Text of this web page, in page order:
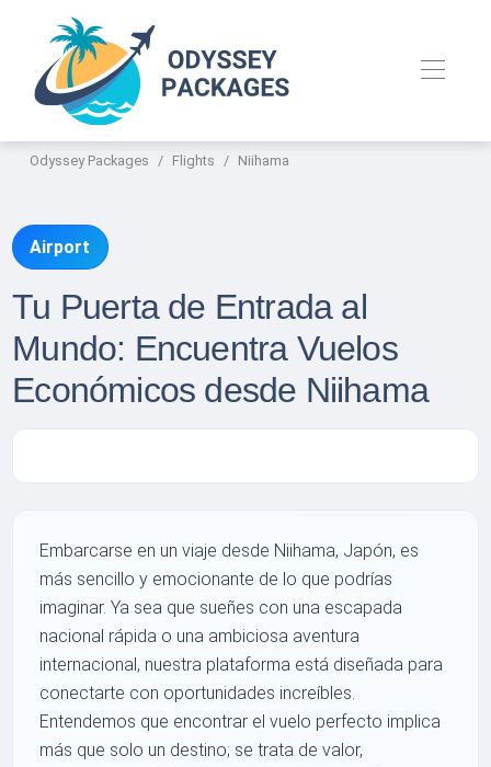
Odyssey Packages Flights Niihama
Airport
Tu Puerta de Entrada al
Mundo: Encuentra Vuelos
Económicos desde Niihama
Embarcarse en un viaje desde Niihama, Japón, es
más sencillo y emocionante de lo que podrías
imaginar. Ya sea que sueñes con una escapada
nacional rápida o una ambiciosa aventura
internacional, nuestra plataforma está diseñada para
conectarte con oportunidades increíbles.
Entendemos que encontrar el vuelo perfecto implica
más que solo un destino; se trata de valor,